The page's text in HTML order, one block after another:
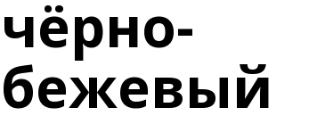
чёрно-
бежевый